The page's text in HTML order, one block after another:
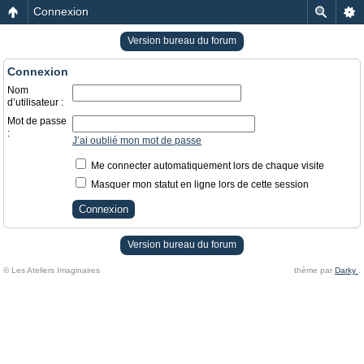
Connexion
Version bureau du forum
Connexion
Nom
d’utilisateur :
Mot de passe
:
J’ai oublié mon mot de passe
Me connecter automatiquement lors de chaque visite
Masquer mon statut en ligne lors de cette session
Version bureau du forum
© Les Ateliers Imaginaires thème par Darky